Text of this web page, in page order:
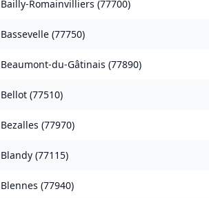
Bailly-Romainvilliers (77700)
Bassevelle (77750)
Beaumont-du-Gâtinais (77890)
Bellot (77510)
Bezalles (77970)
Blandy (77115)
Blennes (77940)